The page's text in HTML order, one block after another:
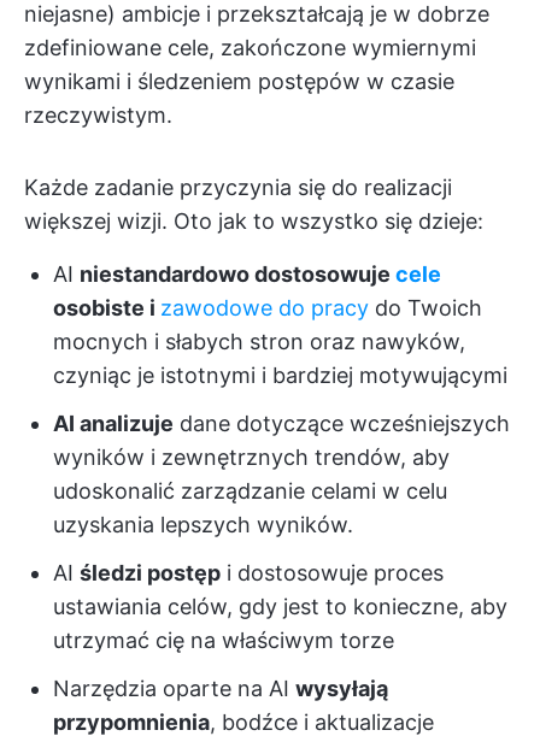
niejasne) ambicje i przekształcają je w dobrze
zdefiniowane cele, zakończone wymiernymi
wynikami i śledzeniem postępów w czasie
rzeczywistym.
Każde zadanie przyczynia się do realizacji
większej wizji. Oto jak to wszystko się dzieje:
AI niestandardowo dostosowuje cele
osobiste i zawodowe do pracy do Twoich
mocnych i słabych stron oraz nawyków,
czyniąc je istotnymi i bardziej motywującymi
AI analizuje dane dotyczące wcześniejszych
wyników i zewnętrznych trendów, aby
udoskonalić zarządzanie celami w celu
uzyskania lepszych wyników.
AI śledzi postęp i dostosowuje proces
ustawiania celów, gdy jest to konieczne, aby
utrzymać cię na właściwym torze
Narzędzia oparte na AI wysyłają
przypomnienia, bodźce i aktualizacje